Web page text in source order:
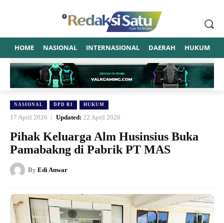
HOME NASIONAL INTERNASIONAL DAERAH HUKUM
NASIONAL DPD RI HUKUM
17 April 2026 Updated: 22 April 2026
Pihak Keluarga Alm Husinsius Buka
Pamabakng di Pabrik PT MAS
By Edi Anwar